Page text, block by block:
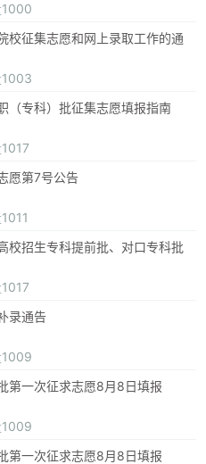
1000
校征集志愿和网上录取工作的通
1003
（专科）批征集志愿填报指南
愿第7号公告
校招生专科提前批、对口专科批
录通告
1009
第一次征求志愿8月8日填报
1009
第一次征求志愿8月8日填报